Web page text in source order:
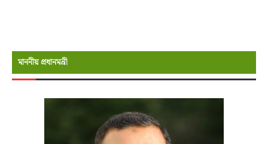
মাননীয় প্রধানমন্রী